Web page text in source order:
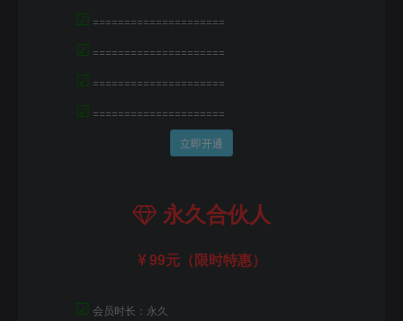
☑ =====================
☑ =====================
☑ =====================
☑ =====================
立即开通
永久合伙人
99元（限时特惠）
☑ 会员时长：永久